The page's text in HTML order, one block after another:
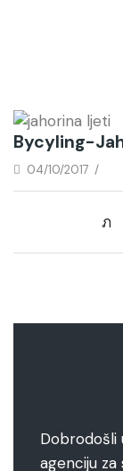
Bycyling-
04/10/2017 /
Dobrodošli
agenciju za